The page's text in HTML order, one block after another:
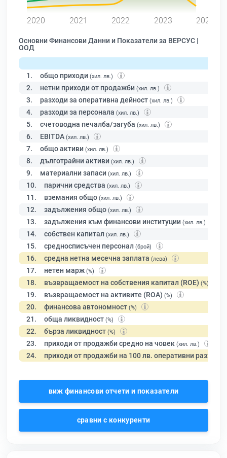
2020 2021 2022 2023 2024
Основни Финансови Данни и Показатели за ВЕРСУС |
ООД
1. общо приходи (хил. лв.)
2. нетни приходи от продажби (хил. лв.)
3. разходи за оперативна дейност (хил. лв.)
4. разходи за персонала (хил. лв.)
5. счетоводна печалба/загуба (хил. лв.)
6. EBITDA (хил. лв.)
7. общо активи (хил. лв.)
8. дълготрайни активи (хил. лв.)
9. материални запаси (хил. лв.)
10. парични средства (хил. лв.)
11. вземания общо (хил. лв.)
12. задължения общо (хил. лв.)
13. задължения към финансови институции (хил. лв.)
14. собствен капитал (хил. лв.)
15. средносписъчен персонал (брой)
16. средна нетна месечна заплата (лева)
17. нетен марж (%)
18. възвращаемост на собствения капитал (ROE) (%)
19. възвращаемост на активите (ROA) (%)
20. финансова автономност (%)
21. обща ликвидност (%)
22. бърза ликвидност (%)
23. приходи от продажби средно на човек (хил. лв.)
24. приходи от продажби на 100 лв. оперативни разходи
виж финансови отчети и показатели
сравни с конкуренти